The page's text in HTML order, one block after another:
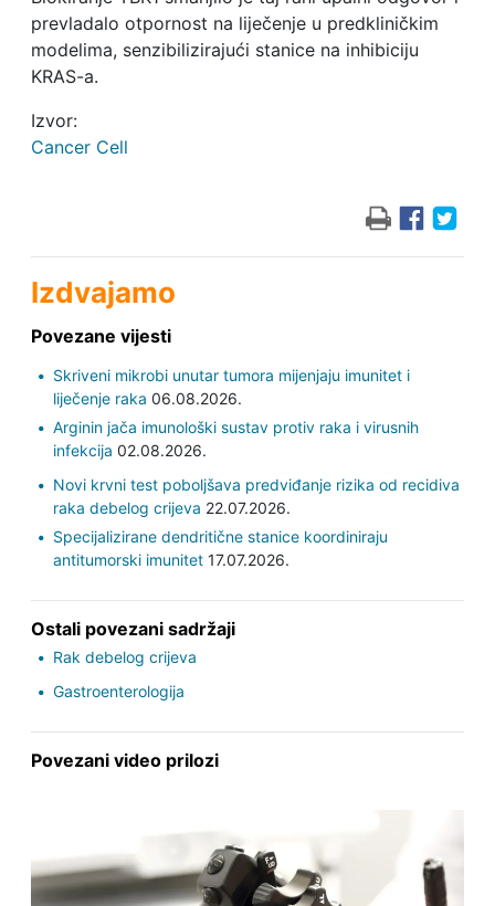
prevladalo otpornost na liječenje u predkliničkim
modelima, senzibilizirajući stanice na inhibiciju
KRAS-a.
Izvor:
Cancer Cell
Izdvajamo
Povezane vijesti
Skriveni mikrobi unutar tumora mijenjaju imunitet i
liječenje raka 06.08.2026.
Arginin jača imunološki sustav protiv raka i virusnih
infekcija 02.08.2026.
Novi krvni test poboljšava predviđanje rizika od recidiva
raka debelog crijeva 22.07.2026.
Specijalizirane dendritične stanice koordiniraju
antitumorski imunitet17.07.2026.
Ostali povezani sadržaji
Rak debelog crijeva
Gastroenterologija
Povezani video prilozi